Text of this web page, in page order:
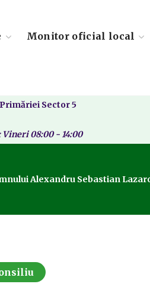
Monitor oficial local
Sector 5
Vineri 08:00 - 14:00
Alexandru Sebastian